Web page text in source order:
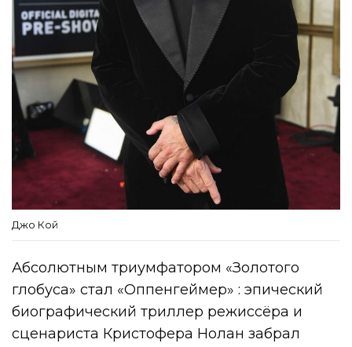
Джо Кой
Абсолютным триумфатором «Золотого
глобуса» стал «Оппенгеймер» : эпический
биографический триллер режиссёра и
сценариста Кристофера Нолан забрал